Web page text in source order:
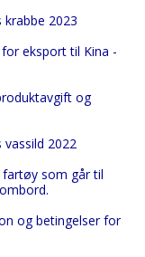
krabbe 2023
eksport til Kina -
og
vassild 2022
fartøy som går til
og betingelser for